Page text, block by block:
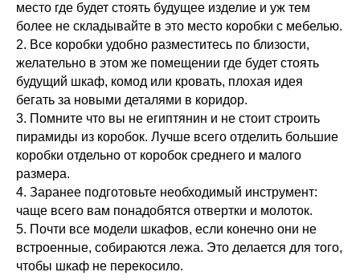
место где будет стоять будущее изделие и уж тем
более не складывайте в это место коробки с мебелью.
2. Все коробки удобно разместитесь по близости,
желательно в этом же помещении где будет стоять
будущий шкаф, комод или кровать, плохая идея
бегать за новыми деталями в коридор.
3. Помните что вы не египтянин и не стоит строить
пирамиды из коробок. Лучше всего отделить большие
коробки отдельно от коробок среднего и малого
размера.
4. Заранее подготовьте необходимый инструмент:
чаще всего вам понадобятся отвертки и молоток.
5. Почти все модели шкафов, если конечно они не
встроенные, собираются лежа. Это делается для того,
чтобы шкаф не перекосило.